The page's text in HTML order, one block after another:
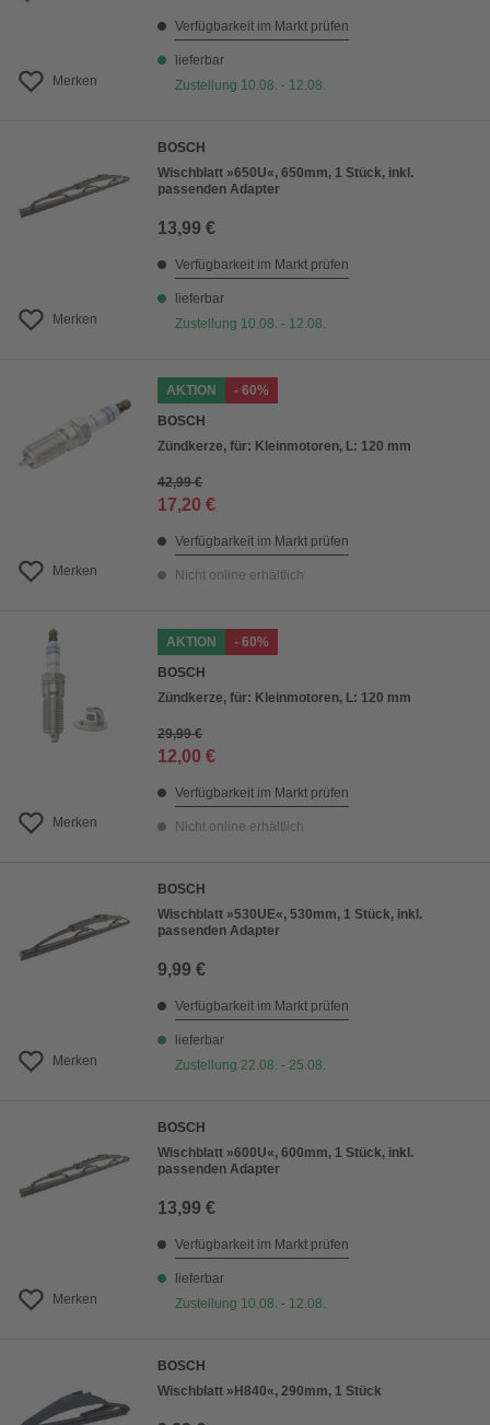
Merken
Verfügbarkeit im Markt prüfen
lieferbar
Zustellung 10.08. - 12.08.
Merken
BOSCH
Wischblatt »650U«, 650mm, 1 Stück, inkl.
passenden Adapter
13,99 €
Verfügbarkeit im Markt prüfen
lieferbar
Zustellung 10.08. - 12.08.
Merken
AKTION
- 60%
BOSCH
Zündkerze, für: Kleinmotoren, L: 120 mm
42,99 €
17,20 €
Verfügbarkeit im Markt prüfen
Nicht online erhältlich
Merken
AKTION
- 60%
BOSCH
Zündkerze, für: Kleinmotoren, L: 120 mm
29,99 €
12,00 €
Verfügbarkeit im Markt prüfen
Nicht online erhältlich
Merken
BOSCH
Wischblatt »530UE«, 530mm, 1 Stück, inkl.
passenden Adapter
9,99 €
Verfügbarkeit im Markt prüfen
lieferbar
Zustellung 22.08. - 25.08.
Merken
BOSCH
Wischblatt »600U«, 600mm, 1 Stück, inkl.
passenden Adapter
13,99 €
Verfügbarkeit im Markt prüfen
lieferbar
Zustellung 10.08. - 12.08.
BOSCH
Wischblatt »H840«, 290mm, 1 Stück